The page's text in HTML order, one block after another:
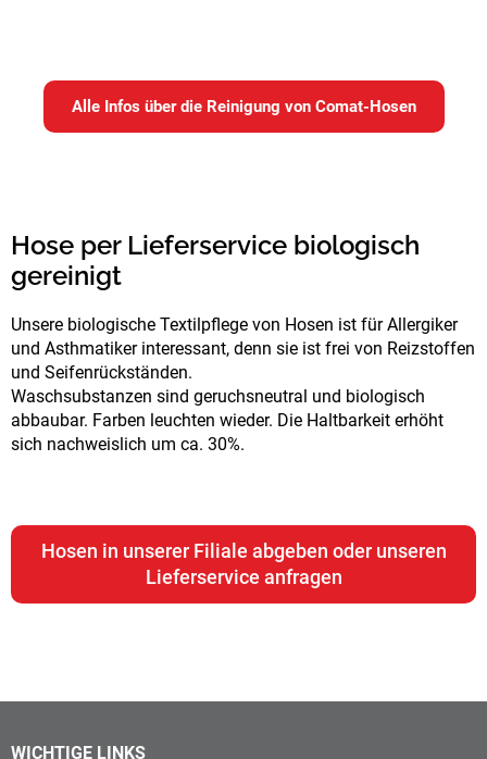
Alle Infos über die Reinigung von Comat-Hosen
Hose per Lieferservice biologisch
gereinigt
Unsere biologische Textilpflege von Hosen ist für Allergiker
und Asthmatiker interessant, denn sie ist frei von Reizstoffen
und Seifenrückständen.
Waschsubstanzen sind geruchsneutral und biologisch
abbaubar. Farben leuchten wieder. Die Haltbarkeit erhöht
sich nachweislich um ca. 30%.
Hosen in unserer Filiale abgeben oder unseren
Lieferservice anfragen
WICHTIGE LINKS